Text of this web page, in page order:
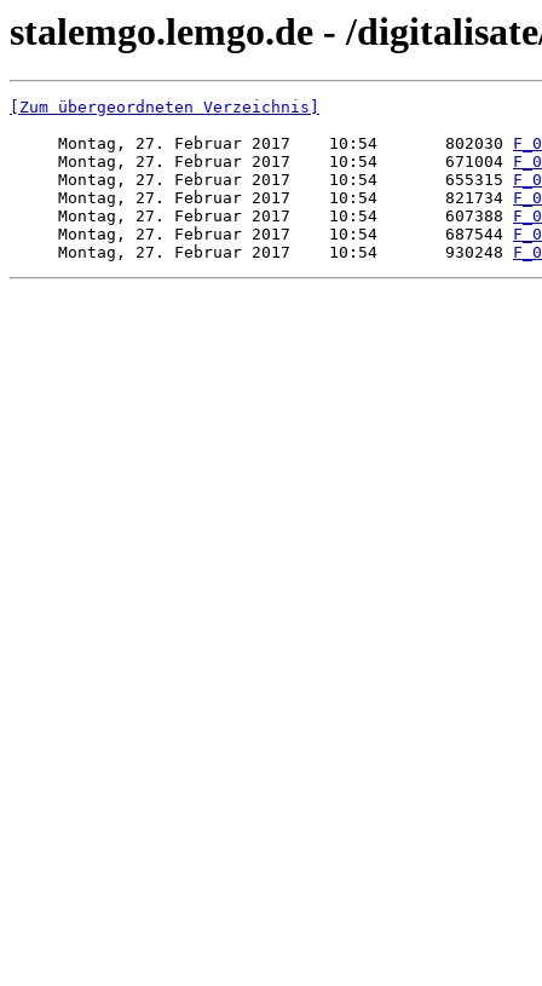
stalemgo.lemgo.de - /
[Zum übergeordneten Verzeichnis]
     Montag, 27. Februar 2017    10:54       802030
     Montag, 27. Februar 2017    10:54       671004
     Montag, 27. Februar 2017    10:54       655315
     Montag, 27. Februar 2017    10:54       821734
     Montag, 27. Februar 2017    10:54       607388
     Montag, 27. Februar 2017    10:54       687544
     Montag, 27. Februar 2017    10:54       930248